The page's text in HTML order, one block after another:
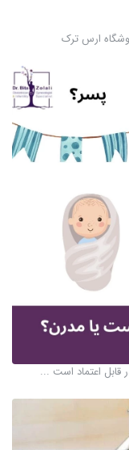
اعتماد است ...